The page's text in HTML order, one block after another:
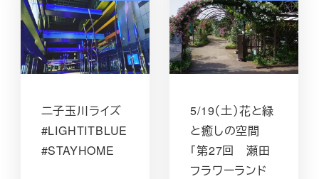
二子玉川ライズ
#LIGHTITBLUE
#STAYHOME
5/19（土）花と緑
と癒しの空間
「第27回 瀬田
フラワーランド